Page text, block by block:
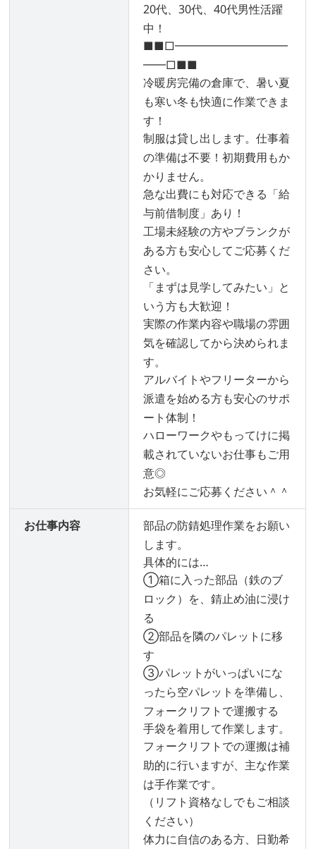
20代、30代、40代男性活躍
中！
■■□━━━━━━━━━━
━━□■■
冷暖房完備の倉庫で、暑い夏
も寒い冬も快適に作業できま
す！
制服は貸し出します。仕事着
の準備は不要！初期費用もか
かりません。
急な出費にも対応できる「給
与前借制度」あり！
工場未経験の方やブランクが
ある方も安心してご応募くだ
さい。
「まずは見学してみたい」と
いう方も大歓迎！
実際の作業内容や職場の雰囲
気を確認してから決められま
す。
アルバイトやフリーターから
派遣を始める方も安心のサポ
ート体制！
ハローワークやもってけに掲
載されていないお仕事もご用
意◎
お気軽にご応募ください＾＾
お仕事内容
部品の防錆処理作業をお願い
します。
具体的には…
①箱に入った部品（鉄のブ
ロック）を、錆止め油に浸け
る
②部品を隣のパレットに移
す
③パレットがいっぱいにな
ったら空パレットを準備し、
フォークリフトで運搬する
手袋を着用して作業します。
フォークリフトでの運搬は補
助的に行いますが、主な作業
は手作業です。
（リフト資格なしでもご相談
ください）
体力に自信のある方、日勤希